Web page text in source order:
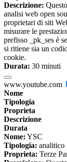
Descrizione:
analisi web open
proprietari di siti
misurare le
prefisso _pk_ses è
si ritiene sia un
cookie.
Durata: 30 minuti
www.youtube.com
Nome
Tipologia
Proprieta
Descrizione
Durata
Nome: YSC
Tipologia: analitico
Proprieta: Terze